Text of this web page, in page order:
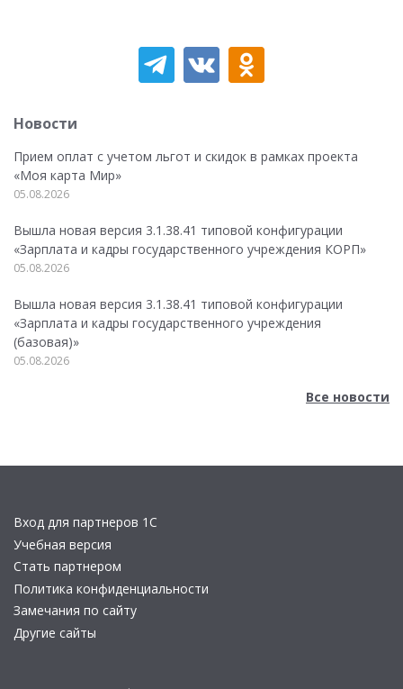
Новости
Прием оплат с учетом льгот и скидок в рамках проекта
«Моя карта Мир»
05.08.2026
Вышла новая версия 3.1.38.41 типовой конфигурации
«Зарплата и кадры государственного учреждения КОРП»
05.08.2026
Вышла новая версия 3.1.38.41 типовой конфигурации
«Зарплата и кадры государственного учреждения
(базовая)»
05.08.2026
Все новости
Вход для партнеров 1С
Учебная версия
Стать партнером
Политика конфиденциальности
Замечания по сайту
Другие сайты